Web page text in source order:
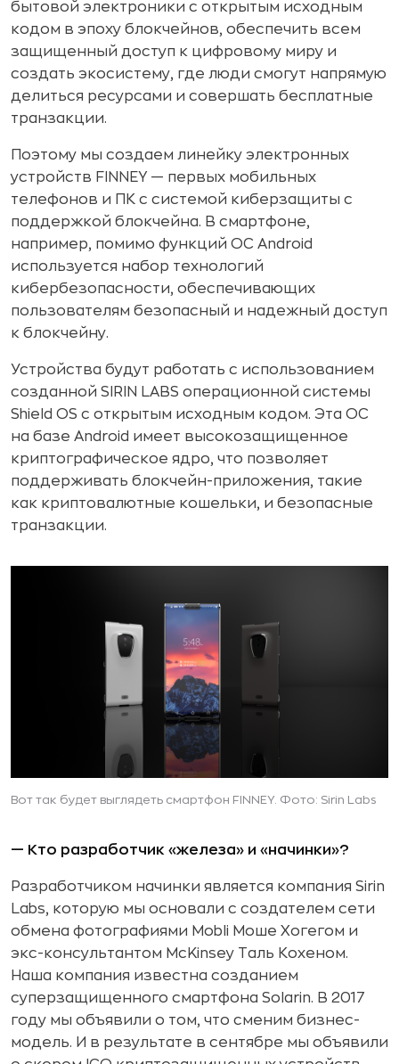
бытовой электроники с открытым исходным
кодом в эпоху блокчейнов, обеспечить всем
защищенный доступ к цифровому миру и
создать экосистему, где люди смогут напрямую
делиться ресурсами и совершать бесплатные
транзакции.
Поэтому мы создаем линейку электронных
устройств FINNEY — первых мобильных
телефонов и ПК с системой киберзащиты с
поддержкой блокчейна. В смартфоне,
например, помимо функций ОС Android
используется набор технологий
кибербезопасности, обеспечивающих
пользователям безопасный и надежный доступ
к блокчейну.
Устройства будут работать с использованием
созданной SIRIN LABS операционной системы
Shield OS с открытым исходным кодом. Эта ОС
на базе Android имеет высокозащищенное
криптографическое ядро, что позволяет
поддерживать блокчейн-приложения, такие
как криптовалютные кошельки, и безопасные
транзакции.
Вот так будет выглядеть смартфон FINNEY. Фото: Sirin Labs
— Кто разработчик «железа» и «начинки»?
Разработчиком начинки является компания Sirin
Labs, которую мы основали с создателем сети
обмена фотографиями Mobli Моше Хогегом и
экс-консультантом McKinsey Таль Кохеном.
Наша компания известна созданием
суперзащищенного смартфона Solarin. В 2017
году мы объявили о том, что сменим бизнес-
модель. И в результате в сентябре мы объявили